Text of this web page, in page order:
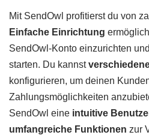
Mit SendOwl profitierst du von
Einfache Einrichtung
SendOwl-Konto einzurichten
starten. Du kannst
konfigurieren, um deinen
Zahlungsmöglichkeiten
SendOwl eine intuitive
umfangreiche Funktionen zur